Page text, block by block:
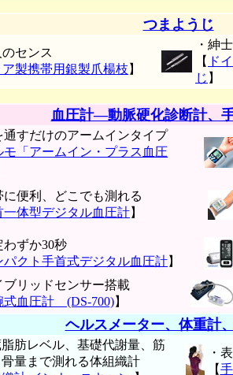
つまようじ
のセンス
製携帯用銀製爪楊枝 】
・紳
【 ド
じ 】
血圧計―動脈硬化診断計、
通すだけのアームインタイプ
モ「アームイン・プラス血圧
に便利、どこでも測れる
一体型デジタル血圧計】
わずか30秒
パクト手首式デジタル血圧計】
ブリッドセンサー搭載
式血圧計 (DS-700)】
ヘルスメーター、体重計
脂肪レベル、基礎代謝量、筋
量まで測れる体組織計
・
【